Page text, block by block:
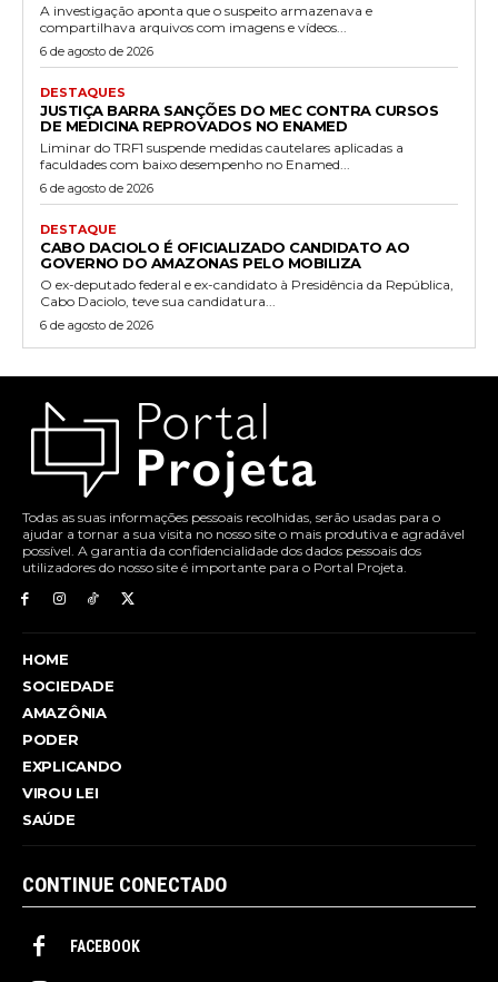
A investigação aponta que o suspeito armazenava e
compartilhava arquivos com imagens e vídeos...
6 de agosto de 2026
DESTAQUES
JUSTIÇA BARRA SANÇÕES DO MEC CONTRA CURSOS
DE MEDICINA REPROVADOS NO ENAMED
Liminar do TRF1 suspende medidas cautelares aplicadas a
faculdades com baixo desempenho no Enamed...
6 de agosto de 2026
DESTAQUE
CABO DACIOLO É OFICIALIZADO CANDIDATO AO
GOVERNO DO AMAZONAS PELO MOBILIZA
O ex-deputado federal e ex-candidato à Presidência da República,
Cabo Daciolo, teve sua candidatura...
6 de agosto de 2026
Todas as suas informações pessoais recolhidas, serão usadas para o
ajudar a tornar a sua visita no nosso site o mais produtiva e agradável
possível. A garantia da confidencialidade dos dados pessoais dos
utilizadores do nosso site é importante para o Portal Projeta.
HOME
SOCIEDADE
AMAZÔNIA
PODER
EXPLICANDO
VIROU LEI
SAÚDE
CONTINUE CONECTADO
FACEBOOK